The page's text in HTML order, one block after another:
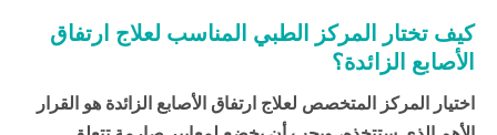
كيف تختار المركز الطبي المناسب لعلاج ارتفاق
الأصابع الزائدة؟
اختيار المركز المتخصص لعلاج ارتفاق الأصابع الزائدة هو القرار